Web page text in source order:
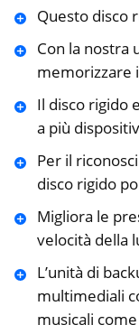
Questo disco
Con la nostra
memorizzare
Il disco rigido
a più
Per il
disco rigido
Migliora le
velocità della
L’unità di
multimediali
musicali come